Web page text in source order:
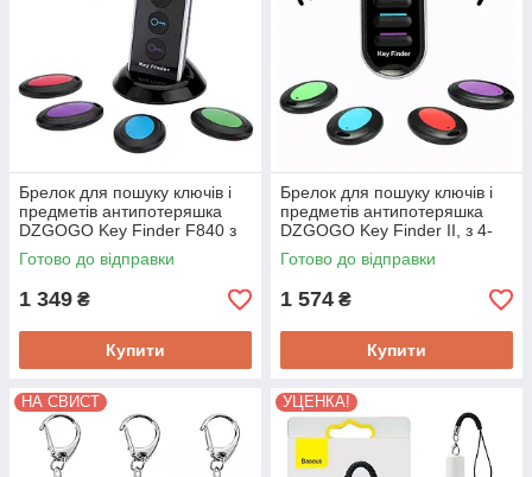
Брелок для пошуку ключів і
предметів антипотеряшка
DZGOGO Key Finder F840 з
4-ма маячками + ліхтарик
Готово до відправки
1 349 ₴
Купити
Брелок для пошуку ключів і
предметів антипотеряшка
DZGOGO Key Finder II, з 4-
ма маячками
Готово до відправки
1 574 ₴
Купити
НА СВИСТ УЦЕНКА!